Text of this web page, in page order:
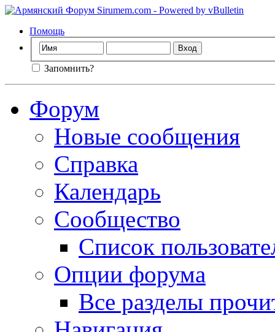
Помощь
Запомнить?
Форум
Новые сообщения
Справка
Календарь
Сообщество
Список
Опции форума
Все разделы